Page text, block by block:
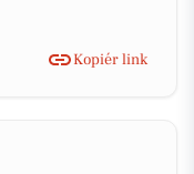
Kopiér link